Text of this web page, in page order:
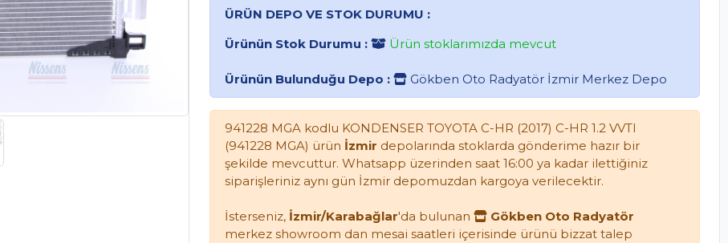
ÜRÜN DEPO VE STOK DURUMU :
Ürünün Stok Durumu :
Ürün stoklarımızda mevcut
Ürünün Bulunduğu Depo : Gökben Oto Radyatör İzmir Merkez Depo
941228 MGA kodlu KONDENSER TOYOTA C-HR (2017) C-HR 1.2 VVTI
(941228 MGA) ürün İzmir depolarında stoklarda gönderime hazır bir
şekilde mevcuttur. Whatsapp üzerinden saat 16:00 ya kadar ilettiğiniz
siparişleriniz aynı gün İzmir depomuzdan kargoya verilecektir.
İsterseniz, İzmir/Karabağlar'da bulunan
Gökben Oto Radyatör
merkez showroom dan mesai saatleri içerisinde ürünü bizzat talep